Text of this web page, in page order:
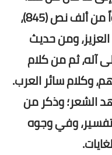
الجنس فتتبعه، وقيد منه نحواً من ألف نص (845)،
ومن حديث
آله،ثم من كلام
وكلام سائر العرب.
الشعر؛ وذكر من
وفي وجوه